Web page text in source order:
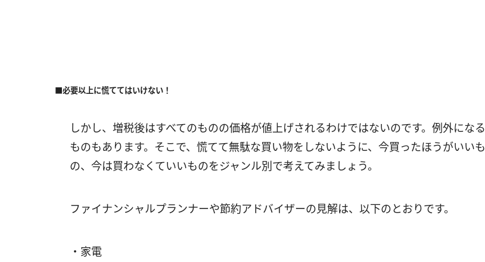
■必要以上に慌ててはいけない！
しかし、増税後はすべてのものの価格が値上げされるわけではないのです。例外になる
ものもあります。そこで、慌てて無駄な買い物をしないように、今買ったほうがいいも
の、今は買わなくていいものをジャンル別で考えてみましょう。
ファイナンシャルプランナーや節約アドバイザーの見解は、以下のとおりです。
・家電